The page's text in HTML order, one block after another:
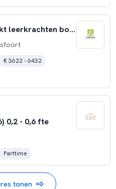
Obs De Wijde Wereld zoekt leerkrachten bovenbouw (1,4 tot 1,6 fte)
€ 3622 - 6432
0,2 - 0,6 fte
Parttime
tonen